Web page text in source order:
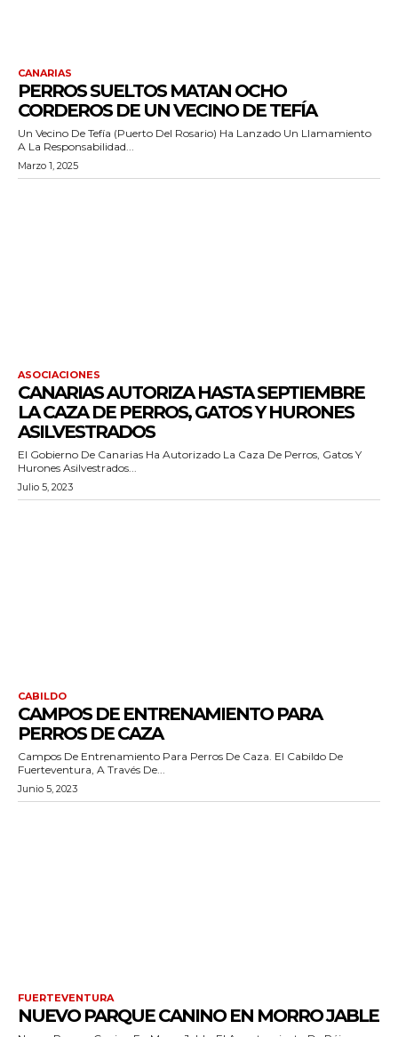
CANARIAS
PERROS SUELTOS MATAN OCHO
CORDEROS DE UN VECINO DE TEFÍA
Un Vecino De Tefía (Puerto Del Rosario) Ha Lanzado Un Llamamiento
A La Responsabilidad...
Marzo 1, 2025
ASOCIACIONES
CANARIAS AUTORIZA HASTA SEPTIEMBRE
LA CAZA DE PERROS, GATOS Y HURONES
ASILVESTRADOS
El Gobierno De Canarias Ha Autorizado La Caza De Perros, Gatos Y
Hurones Asilvestrados...
Julio 5, 2023
CABILDO
CAMPOS DE ENTRENAMIENTO PARA
PERROS DE CAZA
Campos De Entrenamiento Para Perros De Caza. El Cabildo De
Fuerteventura, A Través De...
Junio 5, 2023
FUERTEVENTURA
NUEVO PARQUE CANINO EN MORRO JABLE